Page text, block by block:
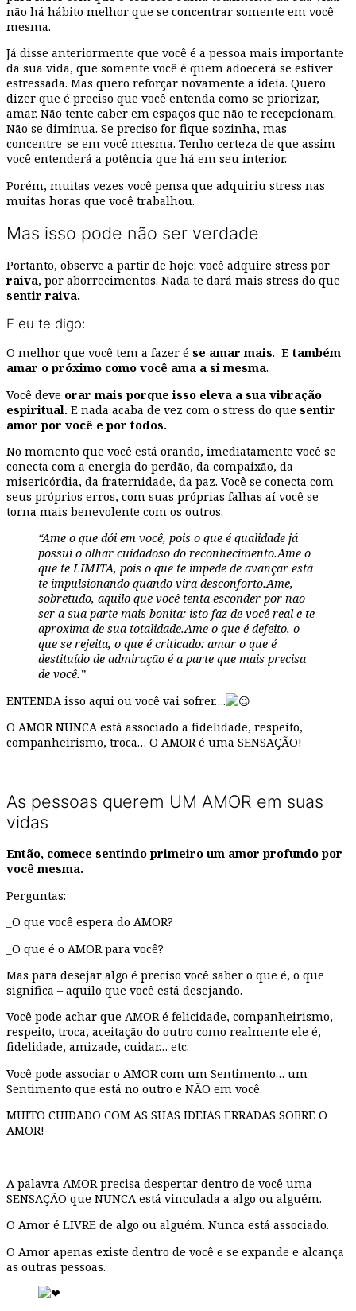
não há hábito melhor que se concentrar somente em você
mesma.
Já disse anteriormente que você é a pessoa mais importante
da sua vida, que somente você é quem adoecerá se estiver
estressada. Mas quero reforçar novamente a ideia. Quero
dizer que é preciso que você entenda como se priorizar,
amar. Não tente caber em espaços que não te recepcionam.
Não se diminua. Se preciso for fique sozinha, mas
concentre-se em você mesma. Tenho certeza de que assim
você entenderá a potência que há em seu interior.
Porém, muitas vezes você pensa que adquiriu stress nas
muitas horas que você trabalhou.
Mas isso pode não ser verdade
Portanto, observe a partir de hoje: você adquire stress por
raiva, por aborrecimentos. Nada te dará mais stress do que
sentir raiva.
E eu te digo:
O melhor que você tem a fazer é se amar mais. E também
amar o próximo como você ama a si mesma.
Você deve orar mais porque isso eleva a sua vibração
espiritual. E nada acaba de vez com o stress do que sentir
amor por você e por todos.
No momento que você está orando, imediatamente você se
conecta com a energia do perdão, da compaixão, da
misericórdia, da fraternidade, da paz. Você se conecta com
seus próprios erros, com suas próprias falhas aí você se
torna mais benevolente com os outros.
“Ame o que dói em você, pois o que é qualidade já
possui o olhar cuidadoso do reconhecimento.Ame o
que te LIMITA, pois o que te impede de avançar está
te impulsionando quando vira desconforto.Ame,
sobretudo, aquilo que você tenta esconder por não
ser a sua parte mais bonita: isto faz de você real e te
aproxima de sua totalidade.Ame o que é defeito, o
que se rejeita, o que é criticado: amar o que é
destituído de admiração é a parte que mais precisa
de você.”
ENTENDA isso aqui ou você vai sofrer….
O AMOR NUNCA está associado a fidelidade, respeito,
companheirismo, troca… O AMOR é uma SENSAÇÃO!
As pessoas querem UM AMOR em suas
vidas
Então, comece sentindo primeiro um amor profundo por
você mesma.
Perguntas:
_O que você espera do AMOR?
_O que é o AMOR para você?
Mas para desejar algo é preciso você saber o que é, o que
significa – aquilo que você está desejando.
Você pode achar que AMOR é felicidade, companheirismo,
respeito, troca, aceitação do outro como realmente ele é,
fidelidade, amizade, cuidar… etc.
Você pode associar o AMOR com um Sentimento… um
Sentimento que está no outro e NÃO em você.
MUITO CUIDADO COM AS SUAS IDEIAS ERRADAS SOBRE O
AMOR!
A palavra AMOR precisa despertar dentro de você uma
SENSAÇÃO que NUNCA está vinculada a algo ou alguém.
O Amor é LIVRE de algo ou alguém. Nunca está associado.
O Amor apenas existe dentro de você e se expande e alcança
as outras pessoas.